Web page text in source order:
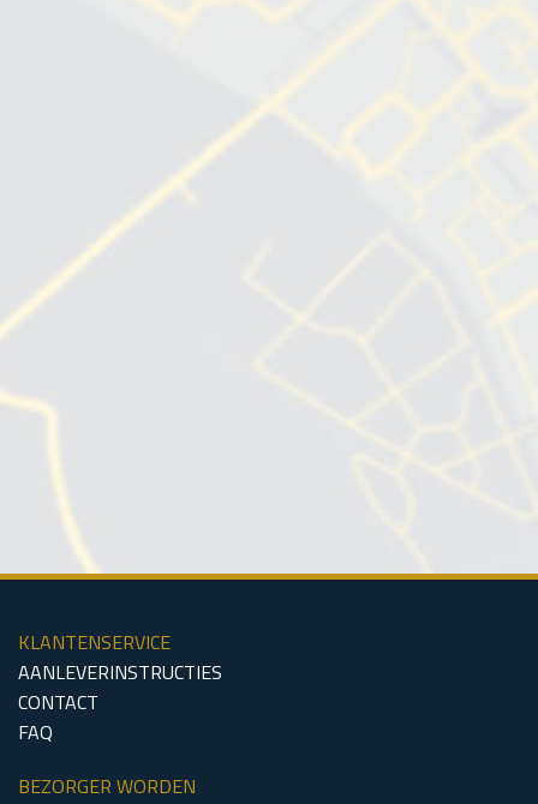
Zeeland
KLANTENSERVICE
AANLEVERINSTRUCTIES
CONTACT
FAQ
BEZORGER WORDEN